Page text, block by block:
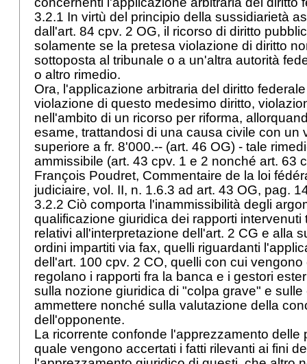
3.2.1 In virtù del principio della sussidiarietà
dall'art. 84 cpv. 2 OG, il ricorso di diritto
solamente se la pretesa violazione di diritto
sottoposta al tribunale o a un'altra autorità
o altro rimedio.
Ora, l'applicazione arbitraria del diritto
violazione di questo medesimo diritto,
nell'ambito di un ricorso per riforma,
esame, trattandosi di una causa civile con un
superiore a fr. 8'000.-- (art. 46 OG) - tale
ammissibile (art. 43 cpv. 1 e 2 nonché art. 63
François Poudret, Commentaire de la loi
judiciaire, vol. II, n. 1.6.3 ad art. 43 OG, pag.
3.2.2 Ciò comporta l'inammissibilità degli
qualificazione giuridica dei rapporti intervenuti
relativi all'interpretazione dell'art. 2 CG e alla
ordini impartiti via fax, quelli riguardanti
dell'art. 100 cpv. 2 CO, quelli con cui
regolano i rapporti fra la banca e i gestori
sulla nozione giuridica di "colpa grave" e
ammettere nonché sulla valutazione della
dell'opponente.
La ricorrente confonde l'apprezzamento delle
quale vengono accertati i fatti rilevanti ai fini